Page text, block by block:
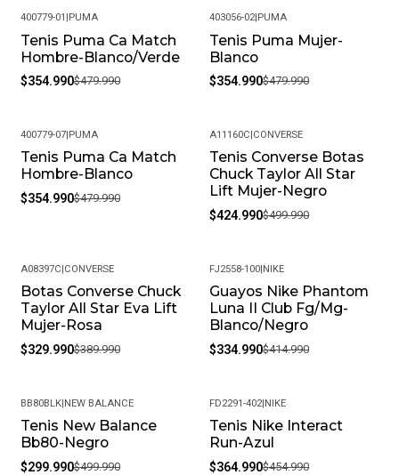
-26%
400779-01 |PUMA
Tenis Puma Ca Match
Hombre-Blanco/Verde
$354.990$479.990
-26%
403056-02|PUMA
Tenis Puma Mujer-
Blanco
$354.990$479.990
-26%
400779-07|PUMA
Tenis Puma Ca Match
Hombre-Blanco
$354.990$479.990
-15%
A11160C|CONVERSE
Tenis Converse Botas
Chuck Taylor All Star
Lift Mujer-Negro
$424.990$499.990
-15%
A08397C|CONVERSE
Botas Converse Chuck
Taylor All Star Eva Lift
Mujer-Rosa
$329.990$389.990
-19%
FJ2558-100|NIKE
Guayos Nike Phantom
Luna II Club Fg/Mg-
Blanco/Negro
$334.990$414.990
-40%
BB80BLK|NEW BALANCE
Tenis New Balance
Bb80-Negro
$299.990$499.990
-20%
FD2291-402|NIKE
Tenis Nike Interact
Run-Azul
$364.990$454.990